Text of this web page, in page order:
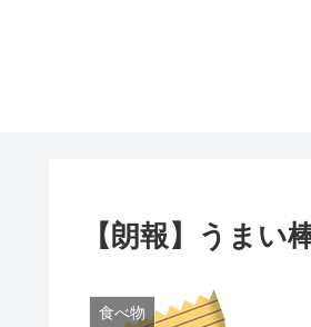
【朗報】うまい
食べ物